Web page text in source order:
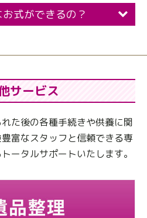
式ができるの？
サービス
た後の各種手続きや供養に関
富なスタッフと信頼できる専
ータルサポートいたします。